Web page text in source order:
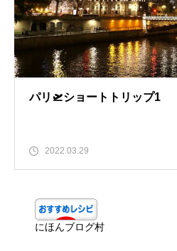
パリ🛫ショートトリップ1
2022.03.29
にほんブログ村